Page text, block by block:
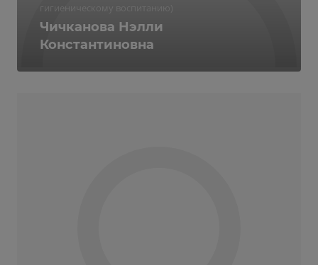
гигиеническому воспитанию)
Чичканова Нэлли
Константиновна